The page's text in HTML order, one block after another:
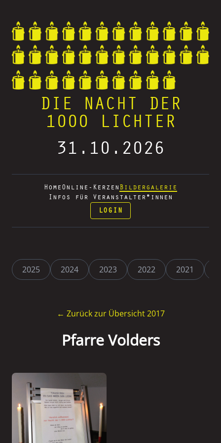
DIE NACHT DER
1000 LICHTER
31.10.2026
Home Online-Kerzen Bildergalerie
Infos für Veranstalter*innen
LOGIN
2025 2024 2023 2022 2021
← Zurück zur Übersicht 2017
Pfarre Volders